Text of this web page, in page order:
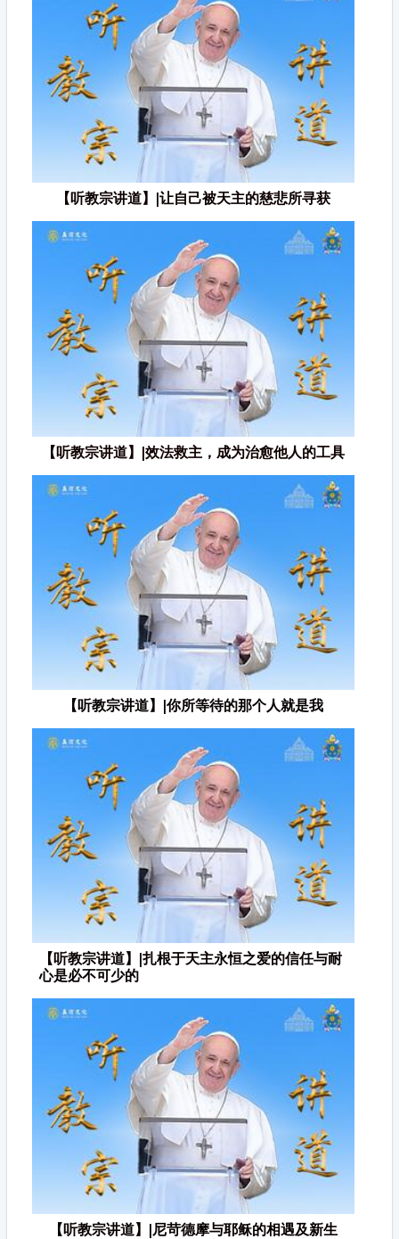
【听教宗讲道】|让自己被天主的慈悲所寻获
【听教宗讲道】|效法救主，成为治愈他人的工具
【听教宗讲道】|你所等待的那个人就是我
【听教宗讲道】|扎根于天主永恒之爱的信任与耐
心是必不可少的
【听教宗讲道】|尼苛德摩与耶稣的相遇及新生